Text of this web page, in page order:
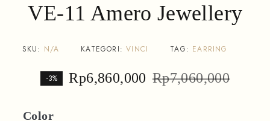
VE-11 Amero Jewellery
SKU: N/A KATEGORI:VINCI TAG: EARRING
-3% Rp7,060,000
Rp6,860,000
Color